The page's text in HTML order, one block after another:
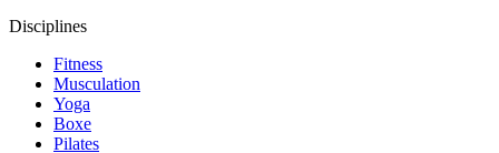
Disciplines
Fitness
Musculation
Yoga
Boxe
Pilates